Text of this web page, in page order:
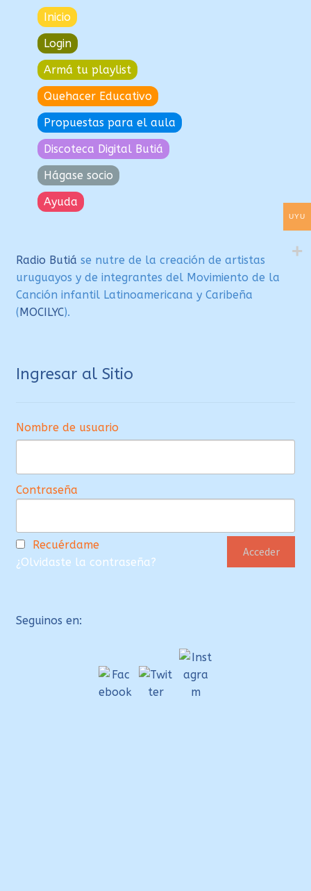
Inicio
Login
Armá tu playlist
Quehacer Educativo
Propuestas para el aula
Discoteca Digital Butiá
Hágase socio
Ayuda
Radio Butiá se nutre de la creación de artistas
uruguayos y de integrantes del Movimiento de la
Canción infantil Latinoamericana y Caribeña
(MOCILYC).
Ingresar al Sitio
Nombre de usuario
Contraseña
Recuérdame
¿Olvidaste la contraseña?
Seguinos en:
UYU